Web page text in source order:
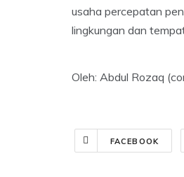
usaha percepatan
lingkungan dan
Oleh: Abdul Rozaq
FACEBOOK